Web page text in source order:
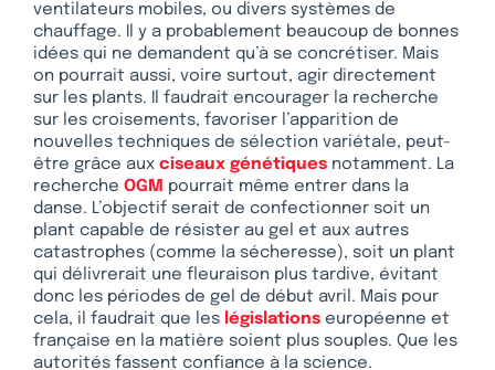
ventilateurs mobiles, ou divers systèmes de
chauffage. Il y a probablement beaucoup de bonnes
idées qui ne demandent qu’à se concrétiser. Mais
on pourrait aussi, voire surtout, agir directement
sur les plants. Il faudrait encourager la recherche
sur les croisements, favoriser l’apparition de
nouvelles techniques de sélection variétale, peut-
être grâce aux ciseaux génétiques notamment. La
recherche OGM pourrait même entrer dans la
danse. L’objectif serait de confectionner soit un
plant capable de résister au gel et aux autres
catastrophes (comme la sécheresse), soit un plant
qui délivrerait une fleuraison plus tardive, évitant
donc les périodes de gel de début avril. Mais pour
cela, il faudrait que les législations européenne et
française en la matière soient plus souples. Que les
autorités fassent confiance à la science.